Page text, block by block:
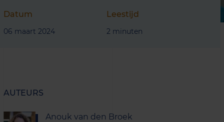
Datum
06 maart 2024
Leestijd
2 minuten
AUTEURS
Anouk van den Broek